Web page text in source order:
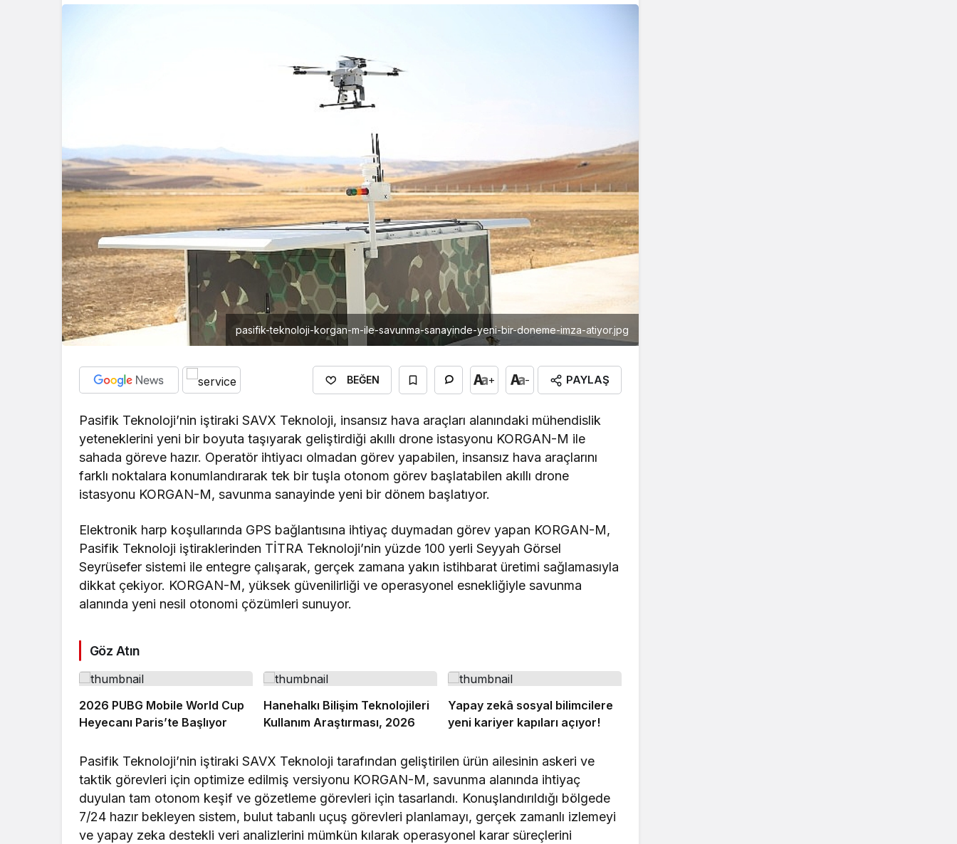
pasifik-teknoloji-korgan-m-ile-savunma-sanayinde-yeni-bir-doneme-imza-atiyor.jpg
BEĞEN + - PAYLAŞ
Pasifik Teknoloji’nin iştiraki SAVX Teknoloji, insansız hava araçları alanındaki mühendislik
yeteneklerini yeni bir boyuta taşıyarak geliştirdiği akıllı drone istasyonu KORGAN-M ile
sahada göreve hazır. Operatör ihtiyacı olmadan görev yapabilen, insansız hava araçlarını
farklı noktalara konumlandırarak tek bir tuşla otonom görev başlatabilen akıllı drone
istasyonu KORGAN-M, savunma sanayinde yeni bir dönem başlatıyor.
Elektronik harp koşullarında GPS bağlantısına ihtiyaç duymadan görev yapan KORGAN-M,
Pasifik Teknoloji iştiraklerinden TİTRA Teknoloji’nin yüzde 100 yerli Seyyah Görsel
Seyrüsefer sistemi ile entegre çalışarak, gerçek zamana yakın istihbarat üretimi sağlamasıyla
dikkat çekiyor. KORGAN-M, yüksek güvenilirliği ve operasyonel esnekliğiyle savunma
alanında yeni nesil otonomi çözümleri sunuyor.
Göz Atın
2026 PUBG Mobile World Cup
Heyecanı Paris’te Başlıyor
Hanehalkı Bilişim Teknolojileri
Kullanım Araştırması, 2026
Yapay zekâ sosyal bilimcilere
yeni kariyer kapıları açıyor!
Pasifik Teknoloji’nin iştiraki SAVX Teknoloji tarafından geliştirilen ürün ailesinin askeri ve
taktik görevleri için optimize edilmiş versiyonu KORGAN-M, savunma alanında ihtiyaç
duyulan tam otonom keşif ve gözetleme görevleri için tasarlandı. Konuşlandırıldığı bölgede
7/24 hazır bekleyen sistem, bulut tabanlı uçuş görevleri planlamayı, gerçek zamanlı izlemeyi
ve yapay zeka destekli veri analizlerini mümkün kılarak operasyonel karar süreçlerini